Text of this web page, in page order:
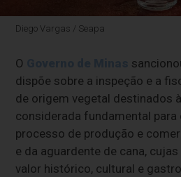
Diego Vargas / Seapa
O
dispõe sobre a inspeção e a
de origem vegetal destinados
considerada fundamental
processo de produção e
e da aguardente de cana,
valor histórico, cultural e